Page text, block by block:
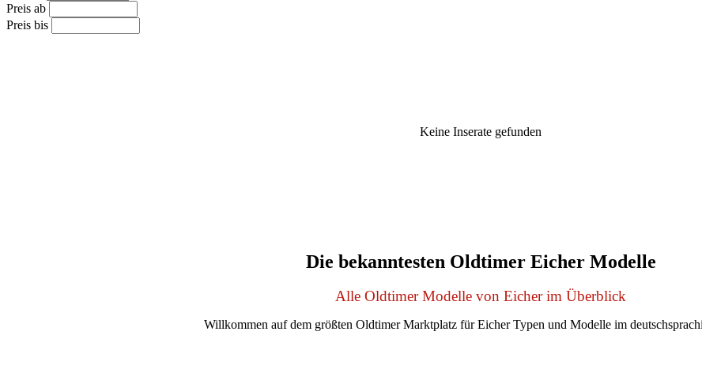
Preis ab
Preis bis
Keine Inserate gefunden
Die bekanntesten Oldtimer Eicher Modelle
Alle Oldtimer Modelle von Eicher im Überblick
Willkommen auf dem größten Oldtimer Marktplatz für Eicher Typen und Modelle im